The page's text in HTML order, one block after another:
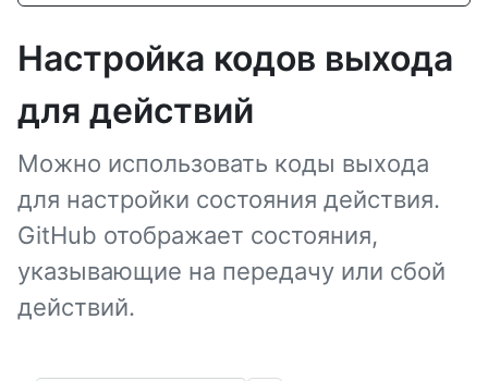
Настройка кодов выхода
для действий
Можно использовать коды выхода
для настройки состояния действия.
GitHub отображает состояния,
указывающие на передачу или сбой
действий.